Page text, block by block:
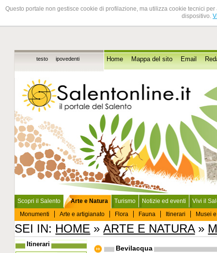
Questo portale non gestisce cookie di profilazione, ma utilizza cookie tecnici
dispositivo.
testo ipovedenti Home Mappa del sito Email
Scopri il Salento
Arte e Natura
Monumenti
Arte e artigianato Flora Fauna Itinerari Musei
Turismo Notizie ed eventi Vivi il
SEI IN: HOME »ARTE E NATURA»
Bevilacqua
Itinerari